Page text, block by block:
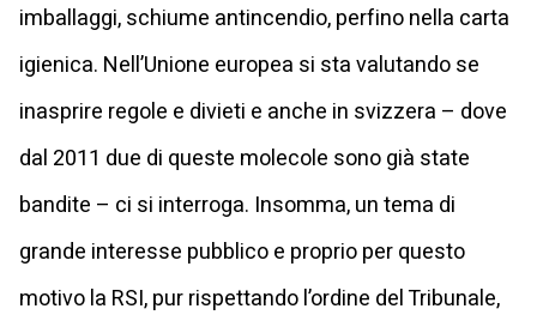
imballaggi, schiume antincendio, perfino nella carta
igienica. Nell’Unione europea si sta valutando se
inasprire regole e divieti e anche in svizzera – dove
dal 2011 due di queste molecole sono già state
bandite – ci si interroga. Insomma, un tema di
grande interesse pubblico e proprio per questo
motivo la RSI, pur rispettando l’ordine del Tribunale,